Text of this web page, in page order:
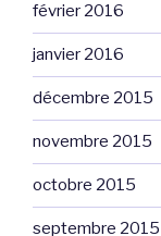
février 2016
janvier 2016
décembre 2015
novembre 2015
octobre 2015
septembre 2015